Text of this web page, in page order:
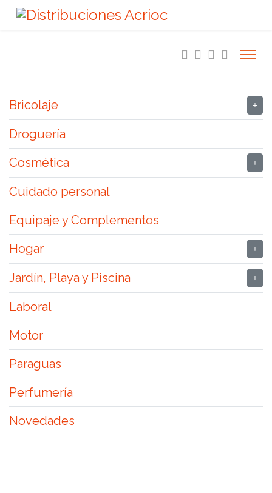
Bricolaje
Droguería
Cosmética
Cuidado personal
Equipaje y Complementos
Hogar
Jardín, Playa y Piscina
Laboral
Motor
Paraguas
Perfumería
Novedades